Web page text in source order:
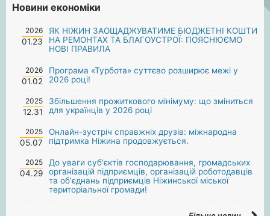
Новини економіки
2026
01.23
ЯК НІЖИН ЗАОЩАДЖУВАТИМЕ БЮДЖЕТНІ КОШТИ
НА РЕМОНТАХ ТА БЛАГОУСТРОЇ: ПОЯСНЮЄМО
НОВІ ПРАВИЛА
2026
01.02
Програма «Турбота» суттєво розширює межі у
2026 році!
2025
12.31
Збільшення прожиткового мінімуму: що зміниться
для українців у 2026 році
2025
05.07
Онлайн-зустріч справжніх друзів: міжнародна
підтримка Ніжина продовжується.
2025
04.29
До уваги суб'єктів господарювання, громадських
організацій підприємців, організацій роботодавців
та об'єднань підприємців Ніжинської міської
територіальної громади!